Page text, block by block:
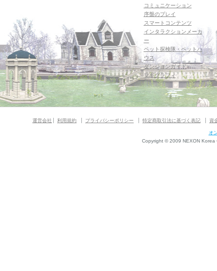
コミュニケーション
序盤のプレイ
スマートコンテンツ
インタラクションメーカ
ー
ペット探検隊・ペットハ
ウス
ダンジョンガイド
マギグラフィ
運営会社 利用規約 プライバシーポリシー 特定商取引法に基づく表記 資
オ
Copyright © 2009 NEXON Korea